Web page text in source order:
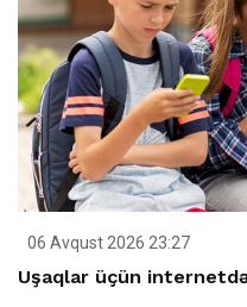
06 Avqust 2026 23:27
Uşaqlar üçün